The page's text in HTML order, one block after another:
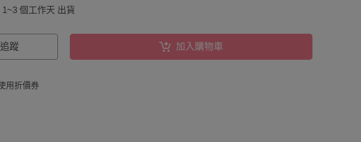
1~3 個工作天 出貨
追蹤 加入購物車
用折價券